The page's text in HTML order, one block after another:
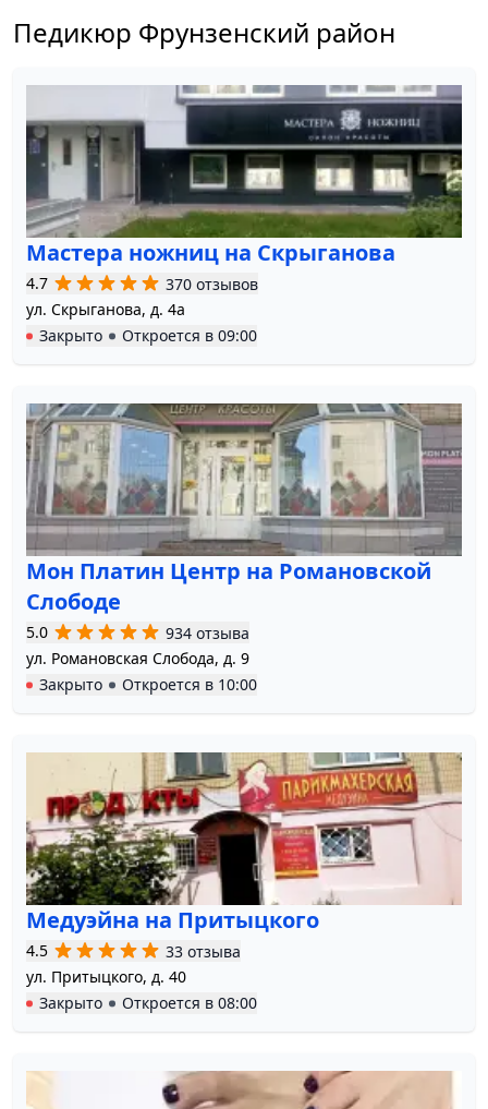
Педикюр Фрунзенский район
Мастера ножниц на Скрыганова
4.7
370 отзывов
ул. Скрыганова, д. 4а
Закрыто
Откроется в 09:00
Мон Платин Центр на Романовской
Слободе
5.0
934 отзыва
ул. Романовская Слобода, д. 9
Закрыто
Откроется в 10:00
Медуэйна на Притыцкого
4.5
33 отзыва
ул. Притыцкого, д. 40
Закрыто
Откроется в 08:00